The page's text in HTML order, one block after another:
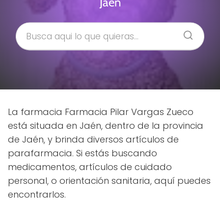
La farmacia Farmacia Pilar Vargas Zueco
está situada en Jaén, dentro de la provincia
de Jaén, y brinda diversos artículos de
parafarmacia. Si estás buscando
medicamentos, artículos de cuidado
personal, o orientación sanitaria, aquí puedes
encontrarlos.